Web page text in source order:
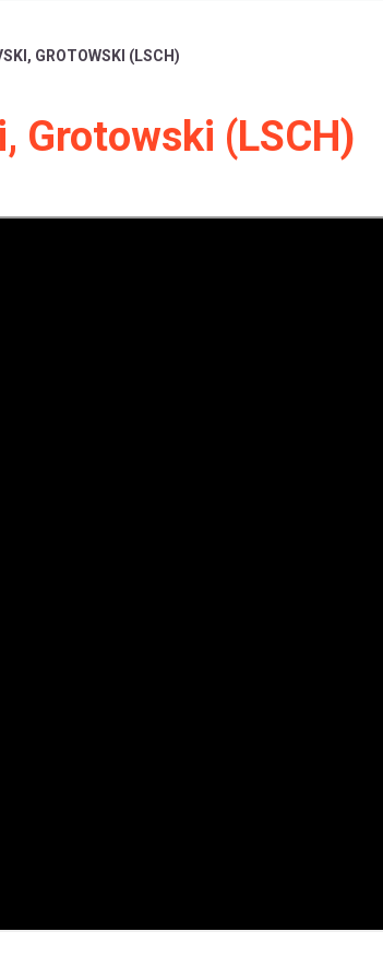
GROTOWSKI (LSCH)
Grotowski (LSCH)